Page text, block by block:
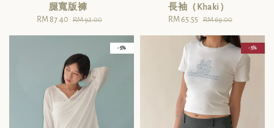
腿寬版褲
Sale
RM 87.40 Regular
RM 92.00
長袖（Khaki）
Sale
RM 65.55 Regular
RM 69.00
- 5% - 5%